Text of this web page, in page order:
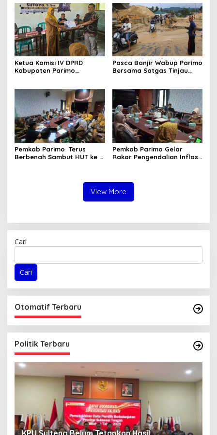
Sulteng
Ketua Komisi IV DPRD
Kabupaten Parimo
Sidang 2025/2026
Pasca Banjir Wabup Parimo
Bersama Satgas Tinjau
Pemkab Parimo Terus
Berbenah Sambut HUT ke –
Pemkab Parimo Gelar
Rakor Pengendalian Inflasi
View More
Cari
Cari
Otomatif Terbaru
Politik Terbaru